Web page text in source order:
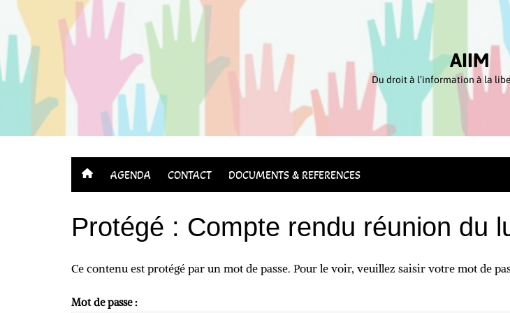
Aller
contenu
AIIM
Du droit à l’information à la
AGENDA CONTACT DOCUMENTS & REFERENCES
Protégé : Compte rendu réunion du
Ce contenu est protégé par un mot de passe. Pour le voir, veuillez saisir votre mot de
Mot de passe :